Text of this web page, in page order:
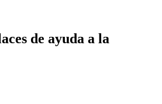
de ayuda a la